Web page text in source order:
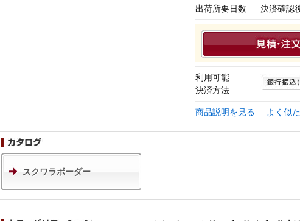
出荷所要日数 決済確認
利用可能
決済方法
商品説明を見る よく似
スクワラボーダー